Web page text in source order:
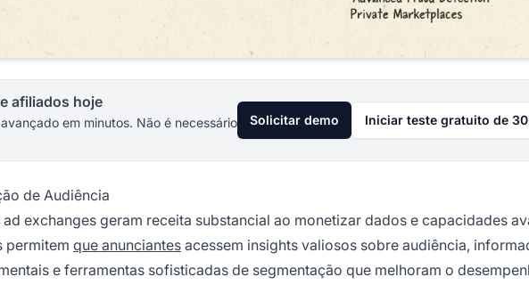
afiliados hoje
em minutos. Não é necessário
Solicitar demo Iniciar teste gratuito de
de Audiência
exchanges geram receita substancial ao monetizar dados e capacidades
permitem que anunciantes acessem insights valiosos sobre audiência,
e ferramentas sofisticadas de segmentação que melhoram o